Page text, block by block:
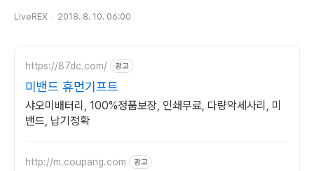
LiveREX 2018. 8. 10. 06:00
https://87dc.com/ 광고
미밴드 휴먼기프트
샤오미배터리, 100%정품보장, 인쇄무료, 다량악세사리, 미
밴드, 납기정확
http://m.coupang.com 광고